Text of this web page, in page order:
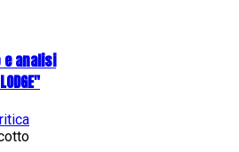
e analisi